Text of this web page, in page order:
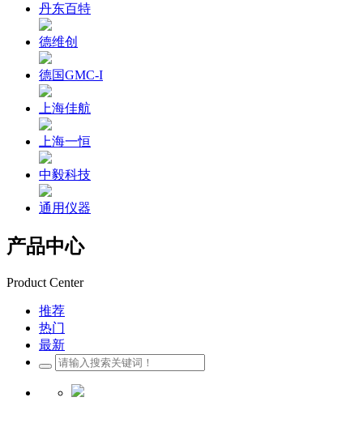
丹东百特
德维创
德国GMC-I
上海佳航
上海一恒
中毅科技
通用仪器
产品中心
Product Center
推荐
热门
最新